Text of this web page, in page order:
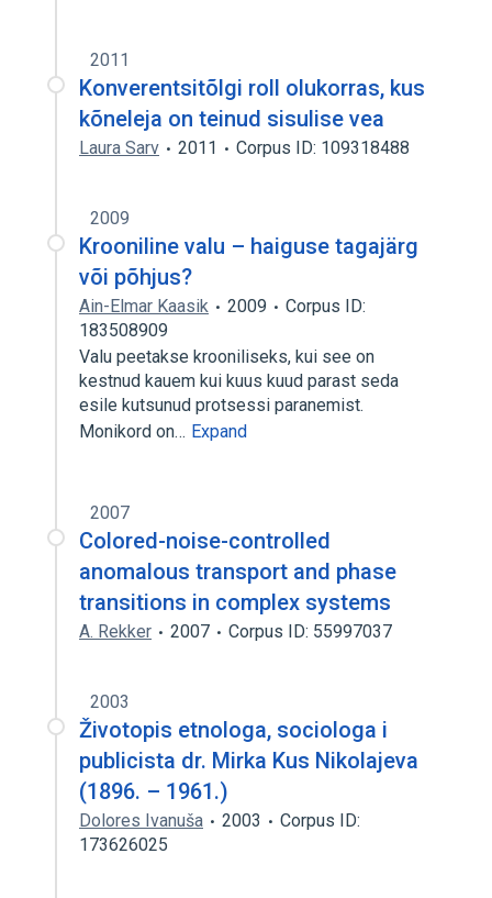
2011
Konverentsitõlgi roll olukorras, kus
kõneleja on teinud sisulise vea
Laura Sarv 2011 Corpus ID: 109318488
2009
Krooniline valu – haiguse tagajärg
või põhjus?
Ain-Elmar Kaasik 2009
Corpus ID:
183508909
Valu peetakse krooniliseks, kui see on
kestnud kauem kui kuus kuud parast seda
esile kutsunud protsessi paranemist.
Monikord on… Expand
2007
Colored-noise-controlled
anomalous transport and phase
transitions in complex systems
A. Rekker 2007 Corpus ID: 55997037
2003
Životopis etnologa, sociologa i
publicista dr. Mirka Kus Nikolajeva
(1896. – 1961.)
Dolores Ivanuša 2003
Corpus ID:
173626025